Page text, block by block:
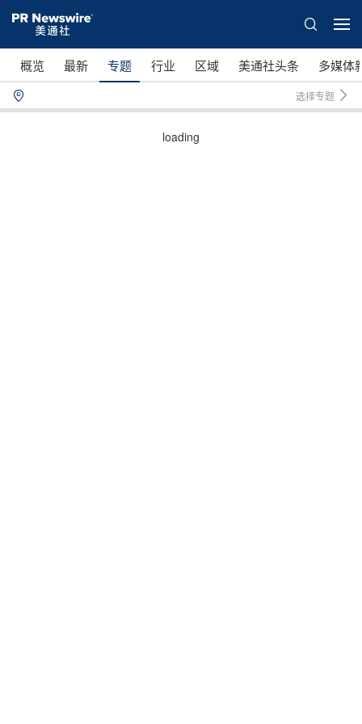
概览 最新 专题 行业 区域 美通社头条 多媒体
选择专题
loading